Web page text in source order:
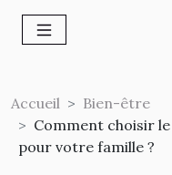
Accueil
Bien-être
Comment choisir
pour votre famille ?